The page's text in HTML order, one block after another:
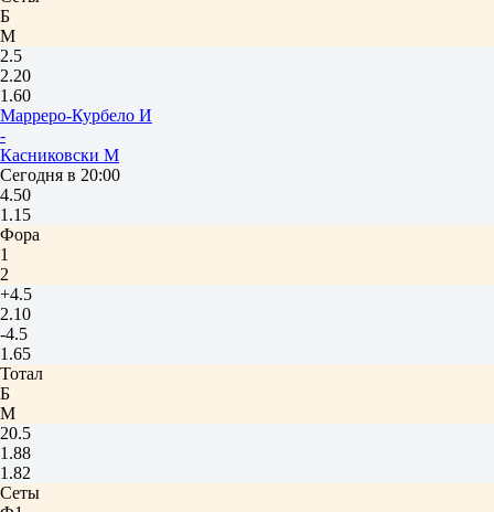
Б
М
2.5
2.20
1.60
Марреро-Курбело И
-
Касниковски М
Сегодня в 20:00
4.50
1.15
Фора
1
2
+4.5
2.10
-4.5
1.65
Тотал
Б
М
20.5
1.88
1.82
Сеты